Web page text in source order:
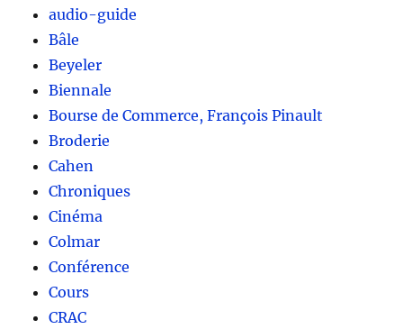
audio-guide
Bâle
Beyeler
Biennale
Bourse de Commerce, François Pinault
Broderie
Cahen
Chroniques
Cinéma
Colmar
Conférence
Cours
CRAC